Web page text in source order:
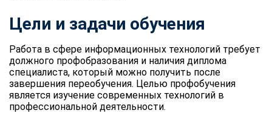
Цели и задачи обучения
Работа в сфере информационных технологий требует
должного профобразования и наличия диплома
специалиста, который можно получить после
завершения переобучения. Целью профобучения
является изучение современных технологий в
профессиональной деятельности.